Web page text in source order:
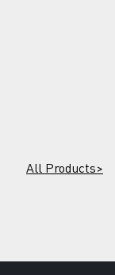
All Products>